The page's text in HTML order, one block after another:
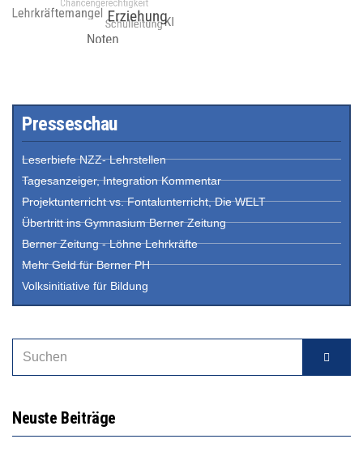
Presseschau
Leserbiefe NZZ- Lehrstellen
Tagesanzeiger, Integration Kommentar
Projektunterricht vs. Fontalunterricht, Die WELT
Übertritt ins Gymnasium Berner Zeitung
Berner Zeitung - Löhne Lehrkräfte
Mehr Geld für Berner PH
Volksinitiative für Bildung
Neuste Beiträge